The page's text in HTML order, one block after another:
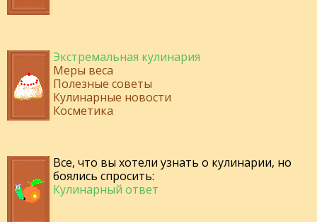
Экстремальная кулинария
Меры веса
Полезные советы
Кулинарные новости
Косметика
Все, что вы хотели узнать о кулинарии, но
боялись спросить:
Кулинарный ответ